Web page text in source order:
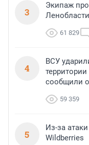
3
Экипаж
61 829
4
ВСУ
сообщили
59 359
5
Из-за
Wildberries